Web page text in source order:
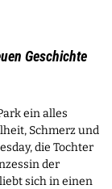
Geschichte
ein alles
Schmerz und
die Tochter
der
sich in einen